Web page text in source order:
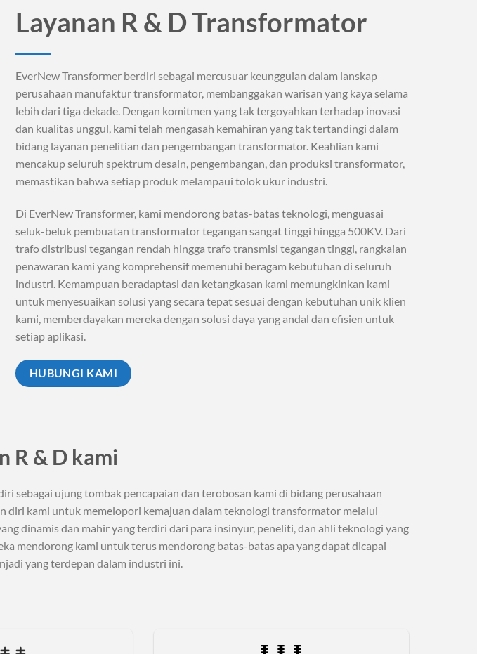
Layanan R & D Transformator
EverNew Transformer berdiri sebagai mercusuar keunggulan dalam lanskap
perusahaan manufaktur transformator, membanggakan warisan yang kaya selama
lebih dari tiga dekade. Dengan komitmen yang tak tergoyahkan terhadap inovasi
dan kualitas unggul, kami telah mengasah kemahiran yang tak tertandingi dalam
bidang layanan penelitian dan pengembangan transformator. Keahlian kami
mencakup seluruh spektrum desain, pengembangan, dan produksi transformator,
memastikan bahwa setiap produk melampaui tolok ukur industri.
Di EverNew Transformer, kami mendorong batas-batas teknologi, menguasai
seluk-beluk pembuatan transformator tegangan sangat tinggi hingga 500KV. Dari
trafo distribusi tegangan rendah hingga trafo transmisi tegangan tinggi, rangkaian
penawaran kami yang komprehensif memenuhi beragam kebutuhan di seluruh
industri. Kemampuan beradaptasi dan ketangkasan kami memungkinkan kami
untuk menyesuaikan solusi yang secara tepat sesuai dengan kebutuhan unik klien
kami, memberdayakan mereka dengan solusi daya yang andal dan efisien untuk
setiap aplikasi.
HUBUNGI KAMI
R & D kami
sebagai ujung tombak pencapaian dan terobosan kami di bidang perusahaan
diri kami untuk memelopori kemajuan dalam teknologi transformator melalui
dinamis dan mahir yang terdiri dari para insinyur, peneliti, dan ahli teknologi yang
mendorong kami untuk terus mendorong batas-batas apa yang dapat dicapai
yang terdepan dalam industri ini.